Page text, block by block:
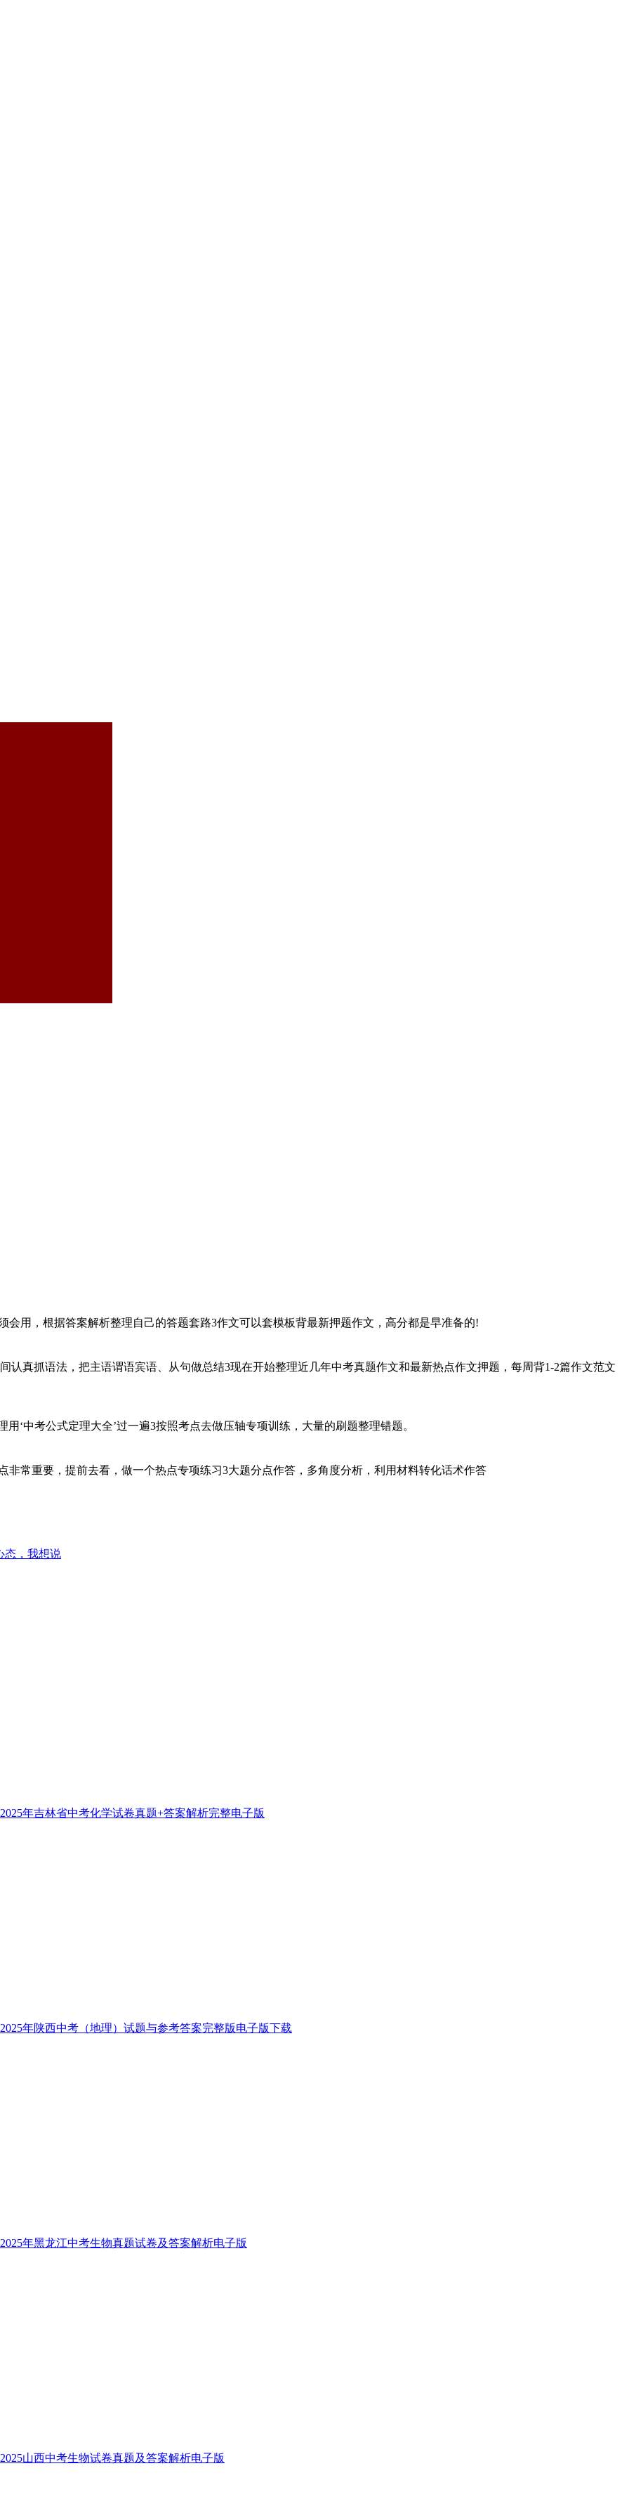
用，根据答案解析整理自己的答题套路3作文可以套模板背最新押题作文，高分都是早准备的!
认真抓语法，把主语谓语宾语、从句做总结3现在开始整理近几年中考真题作文和最新热点作文押题，每周背1-2篇作文范文
‘中考公式定理大全’过一遍3按照考点去做压轴专项训练，大量的刷题整理错题。
常重要，提前去看，做一个热点专项练习3大题分点作答，多角度分析，利用材料转化话术作答
态，我想说
2025年吉林省中考化学试卷真题+答案解析完整电子版
2025年陕西中考（地理）试题与参考答案完整版电子版下载
2025年黑龙江中考生物真题试卷及答案解析电子版
2025山西中考生物试卷真题及答案解析电子版